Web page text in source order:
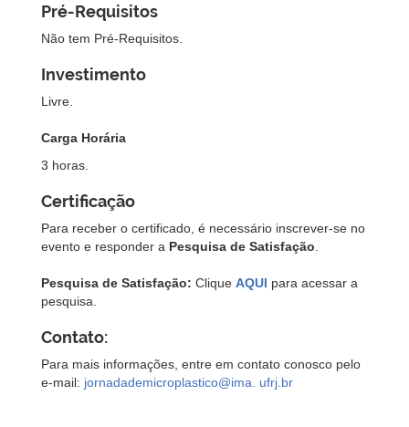
Pré-Requisitos
Não tem Pré-Requisitos.
Investimento
Livre.
Carga Horária
3 horas.
Certificação
Para receber o certificado, é necessário inscrever-se no
evento e responder a Pesquisa de Satisfação
Pesquisa de Satisfação: Clique AQUI para acessar a
pesquisa.
Contato:
Para mais informações, entre em contato conosco pelo
e-mail: jornadademicroplastico@ima. ufrj.br